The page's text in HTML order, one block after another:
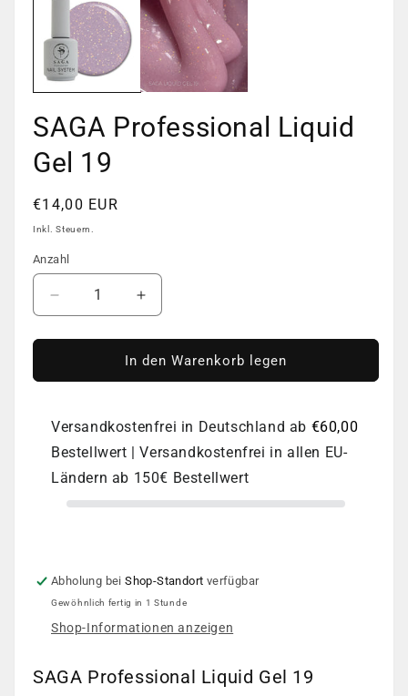
SAGA Professional Liquid
Gel 19
Normaler
Preis
€14,00 EUR
Inkl. Steuern.
Anzahl
Anzahl
Verringere
die
Menge
SAGA
Liquid
Gel
19
Erhöhe
die
Menge
für
SAGA
Liquid
Gel
19
In den Warenkorb legen
Versandkostenfrei in Deutschland ab €60,00
Bestellwert | Versandkostenfrei in allen EU-
Ländern ab 150€ Bestellwert
Abholung beiShop-Standort verfügbar
Gewöhnlich fertig in 1 Stunde
Shop-Informationen anzeigen
SAGA Professional Liquid Gel 19